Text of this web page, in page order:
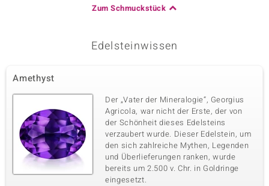
Zum Schmuckstück
Edelsteinwissen
Amethyst
Der „Vater der Mineralogie“, Georgius
Agricola, war nicht der Erste, der von
der Schönheit dieses Edelsteins
verzaubert wurde. Dieser Edelstein, um
den sich zahlreiche Mythen, Legenden
und Überlieferungen ranken, wurde
bereits um 2.500 v. Chr. in Goldringe
eingesetzt.